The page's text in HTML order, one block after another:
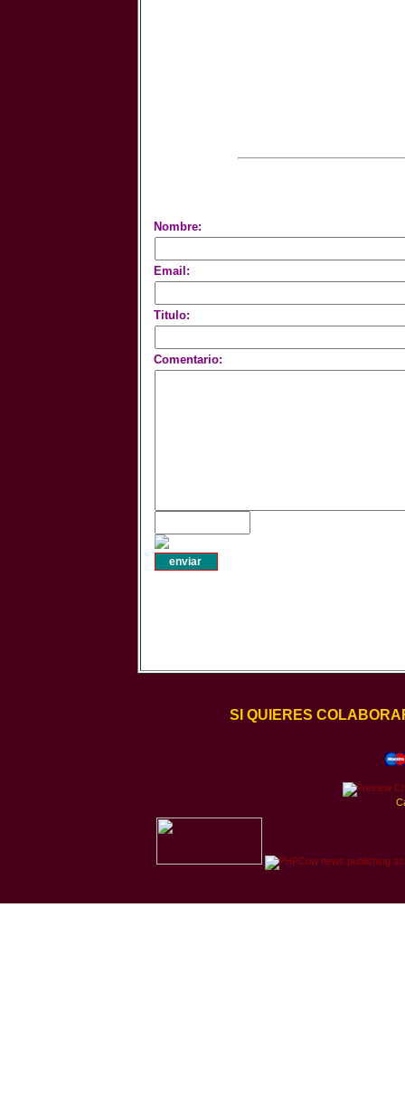
Nombre:
Email:
Titulo:
Comentario:
SI QUIERES